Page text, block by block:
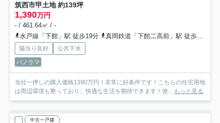
筑西市甲土地 約139坪
1,390万円
- / 461.64㎡ / -
水戸線「下館」駅 徒歩19分
真岡鉄道「下館二高前」駅 徒歩17分
陽当り良好
公共下水
パノラマ
当社一押しの購入価格1390万円！非常に好条件です！こちらの住宅用地
は周辺環境も整っており、快適な生活を期待できます！使... もっと見る
中古一戸建